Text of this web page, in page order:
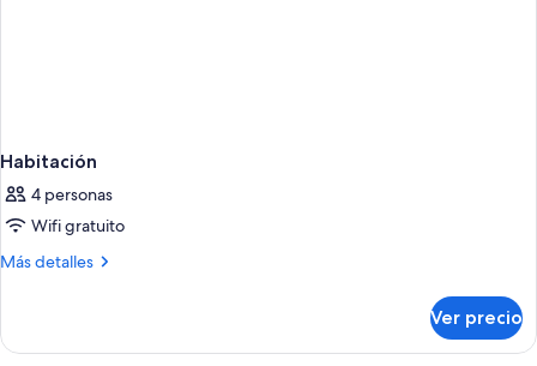
Habitación
4 personas
Wifi gratuito
Más detalles
Más
Ver precio